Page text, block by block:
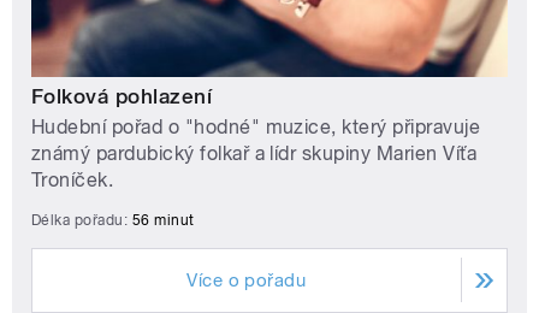
Folková pohlazení
Hudební pořad o "hodné" muzice, který připravuje
známý pardubický folkař a lídr skupiny Marien Víťa
Troníček.
Délka pořadu: 56 minut
Více o pořadu